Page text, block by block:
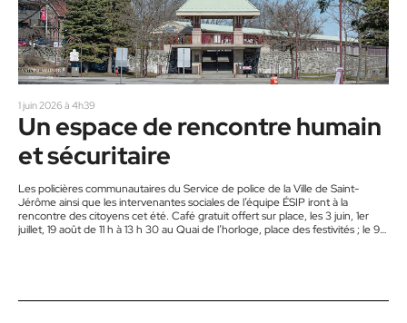
1 juin 2026 à 4h39
Un espace de rencontre humain
et sécuritaire
Les policières communautaires du Service de police de la Ville de Saint-
Jérôme ainsi que les intervenantes sociales de l’équipe ÉSIP iront à la
rencontre des citoyens cet été. Café gratuit offert sur place, les 3 juin, 1er
juillet, 19 août de 11 h à 13 h 30 au Quai de l’horloge, place des festivités ; le 9